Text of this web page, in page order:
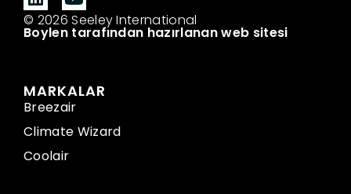
© 2026 Seeley International
Boylen tarafından hazırlanan web sitesi
MARKALAR
Breezair
Climate Wizard
Coolair